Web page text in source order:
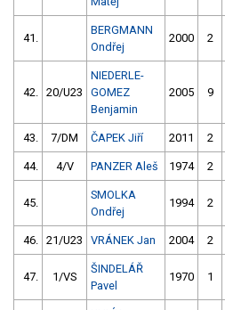
41.
BERGMANN
Ondřej
2000 2
42. 20/U23
NIEDERLE-
GOMEZ
Benjamin
2005 9
43. 7/DM ČAPEK Jiří 2011 2
44. 4/V PANZER Aleš 1974 2
45.
SMOLKA
Ondřej
1994 2
46. 21/U23 VRÁNEK Jan 2004 2
47. 1/VS
ŠINDELÁŘ
Pavel
1970 1